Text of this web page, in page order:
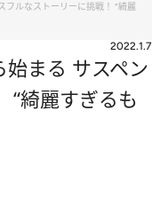
フルなストーリーに挑戦！ “綺麗
2022.1.7
まる サスペン
“綺麗すぎるも